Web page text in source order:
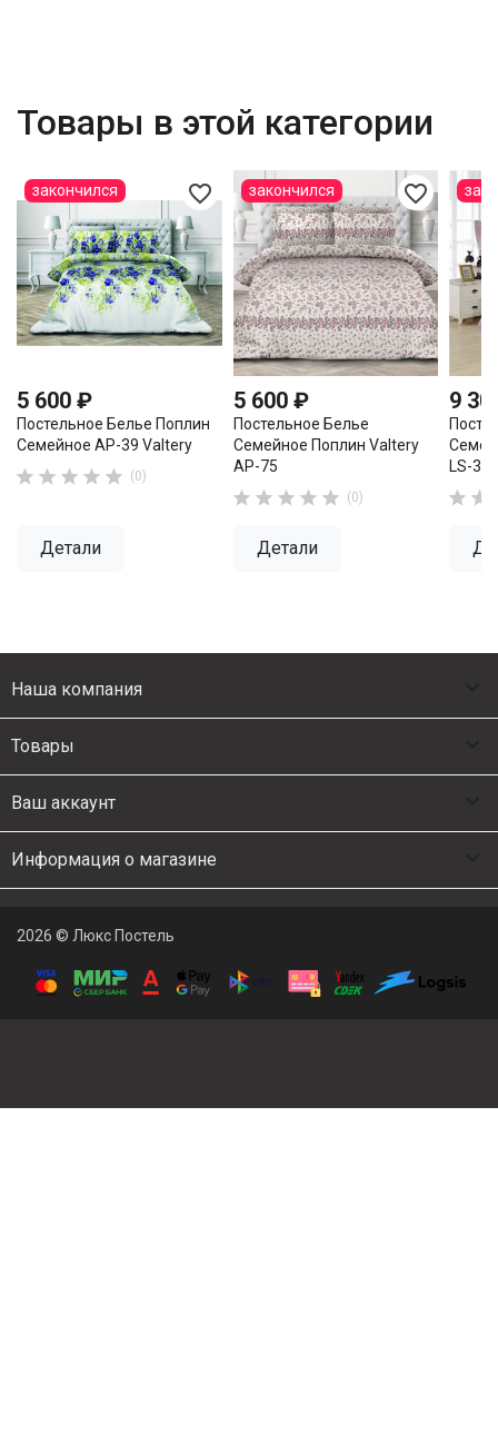
Товары в этой категории
favorite_border
5 600 ₽
Постельное Белье Поплин
Семейное AP-39 Valtery
     (0)
Детали
закончился favorite_border
5 600 ₽
Постельное Белье
Семейное Поплин Valtery
AP-75
     (0)
Детали
закончился
9
LS-37
 
Наша компания
Товары
Ваш аккаунт
Информация о магазине
2026 © Люкс Постель